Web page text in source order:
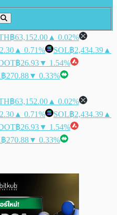
฿63,152.00 ▲ 0.02%
▲ 0.71% SOL฿2,434.39 ▲
฿26.93▼ 1.54%
฿270.88▼ 0.33%
฿63,152.00 ▲ 0.02%
▲ 0.71% SOL฿2,434.39 ▲
฿26.93▼ 1.54%
฿270.88▼ 0.33%